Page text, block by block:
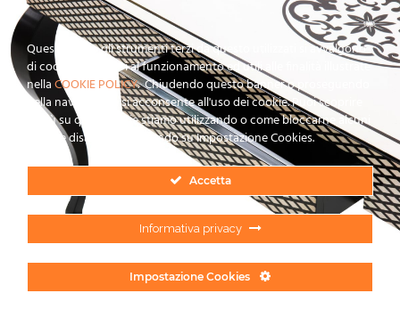
© FALEGNAMERIA DI LORENZO • DI DI LORENZO MICHELE • P. IVA:
00240510883 // DEVELOPED BY ROSARIO IEMMOLO PERZERO
Questo sito o gli strumenti terzi da questo utilizzati si avvalgono
di cookie necessari al funzionamento ed utili alle finalità illustrate
nellaCOOKIE POLICY. Chiudendo questo banner o proseguendo
nella navigazione si acconsente all'uso dei cookie. Puoi scoprire
di più su quali cookie stiamo utilizzando o come bloccarne alcuni
o come disattivarli cliccando su Impostazione Cookies.
Accetta
Informativa privacy
Impostazione Cookies